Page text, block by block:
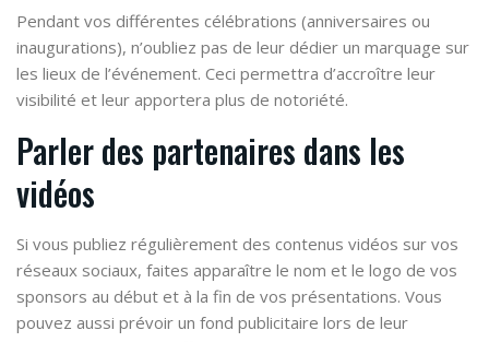
Pendant vos différentes célébrations (anniversaires ou
inaugurations), n’oubliez pas de leur dédier un marquage sur
les lieux de l’événement. Ceci permettra d’accroître leur
visibilité et leur apportera plus de notoriété.
Parler des partenaires dans les
vidéos
Si vous publiez régulièrement des contenus vidéos sur vos
réseaux sociaux, faites apparaître le nom et le logo de vos
sponsors au début et à la fin de vos présentations. Vous
pouvez aussi prévoir un fond publicitaire lors de leur